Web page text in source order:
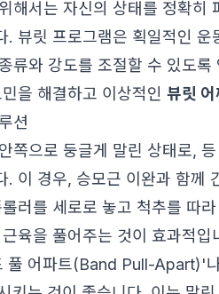
해서는 자신의 상태를 정확히
. 뷰릿 프로그램은 획일적인
류와 강도를 조절할 수 있도록
을 해결하고 이상적인 뷰릿 어
션
쪽으로 둥글게 말린 상태로,
. 이 경우, 승모근 이완과 함께
러를 세로로 놓고 척추를 따
육을 풀어주는 것이 효과적
풀 어파트(Band Pull-Apart)'